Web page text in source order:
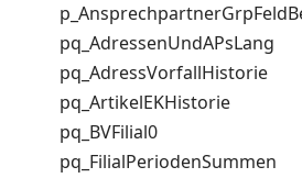
pq_AdressenUndAPsLang
pq_AdressVorfallHistorie
pq_ArtikelEKHistorie
pq_BVFilial0
pq_FilialPeriodenSummen